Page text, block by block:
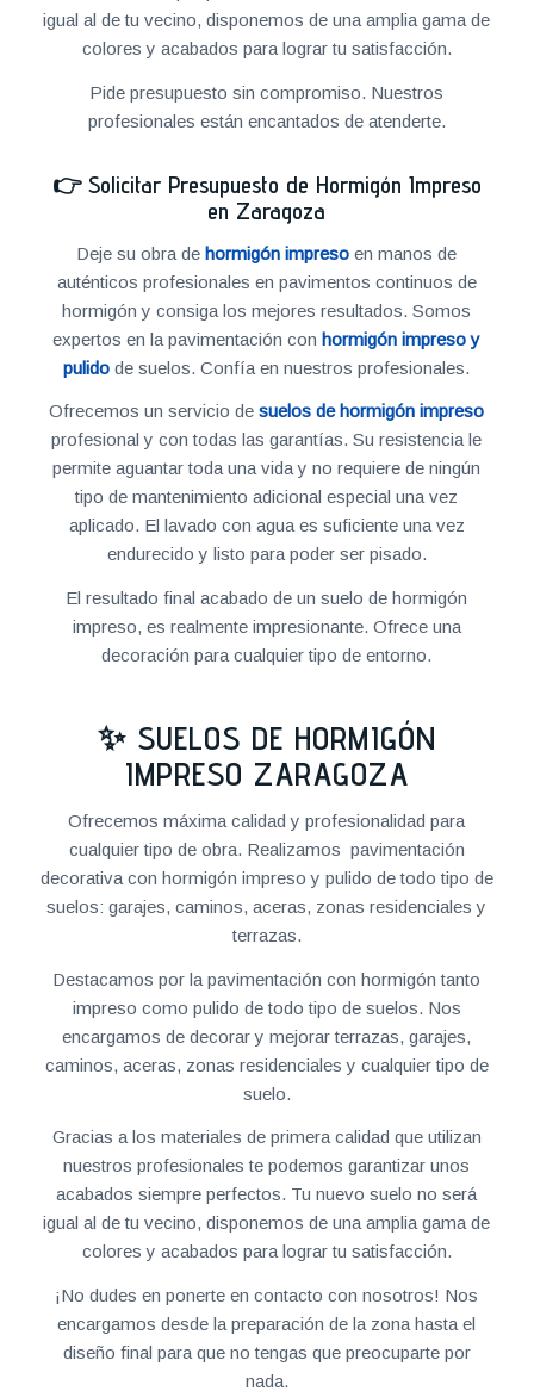
igual al de tu vecino, disponemos de una amplia gama de
colores y acabados para lograr tu satisfacción.
Pide presupuesto sin compromiso. Nuestros
profesionales están encantados de atenderte.
👉 Solicitar Presupuesto de Hormigón Impreso
en Zaragoza
Deje su obra dehormigón impreso en manos de
auténticos profesionales en pavimentos continuos de
hormigón y consiga los mejores resultados. Somos
expertos en la pavimentación conhormigón impreso y
pulido de suelos. Confía en nuestros profesionales.
Ofrecemos un servicio desuelos de hormigón impreso
profesional y con todas las garantías. Su resistencia le
permite aguantar toda una vida y no requiere de ningún
tipo de mantenimiento adicional especial una vez
aplicado. El lavado con agua es suficiente una vez
endurecido y listo para poder ser pisado.
El resultado final acabado de un suelo de hormigón
impreso, es realmente impresionante. Ofrece una
decoración para cualquier tipo de entorno.
✨ SUELOS DE HORMIGÓN
IMPRESO ZARAGOZA
Ofrecemos máxima calidad y profesionalidad para
cualquier tipo de obra. Realizamos pavimentación
decorativa con hormigón impreso y pulido de todo tipo de
suelos: garajes, caminos, aceras, zonas residenciales y
terrazas.
Destacamos por la pavimentación con hormigón tanto
impreso como pulido de todo tipo de suelos. Nos
encargamos de decorar y mejorar terrazas, garajes,
caminos, aceras, zonas residenciales y cualquier tipo de
suelo.
Gracias a los materiales de primera calidad que utilizan
nuestros profesionales te podemos garantizar unos
acabados siempre perfectos. Tu nuevo suelo no será
igual al de tu vecino, disponemos de una amplia gama de
colores y acabados para lograr tu satisfacción.
¡No dudes en ponerte en contacto con nosotros! Nos
encargamos desde la preparación de la zona hasta el
diseño final para que no tengas que preocuparte por
nada.